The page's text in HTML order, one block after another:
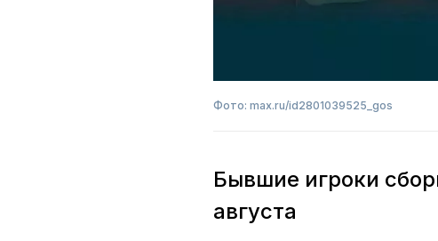
Фото: max.ru/id2801039525_gos
Бывшие игроки
августа